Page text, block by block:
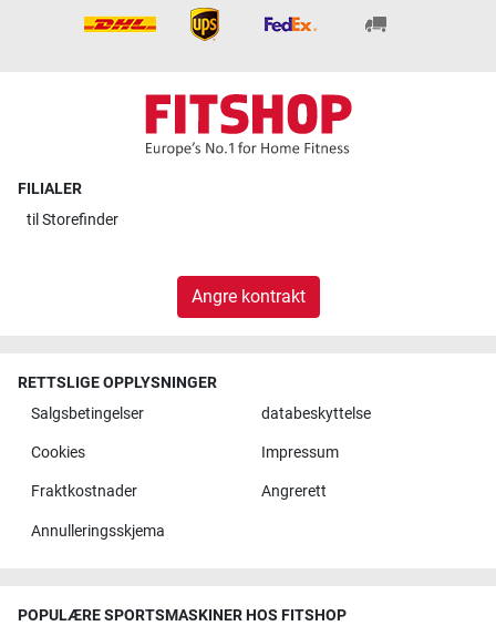
FILIALER
til Storefinder
Angre kontrakt
RETTSLIGE OPPLYSNINGER
Salgsbetingelser
databeskyttelse
Cookies Impressum
Fraktkostnader Angrerett
Annulleringsskjema
POPULÆRE SPORTSMASKINER HOS FITSHOP